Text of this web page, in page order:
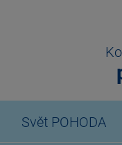
Svět POHODA